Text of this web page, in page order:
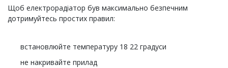
Щоб електрорадіатор був максимально безпечним
дотримуйтесь простих правил:
встановлюйте температуру 18 22 градуси
не накривайте прилад